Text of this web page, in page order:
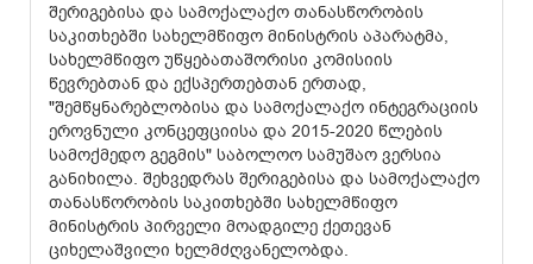
შერიგებისა და სამოქალაქო თანასწორობის
საკითხებში სახელმწიფო მინისტრის აპარატმა,
სახელმწიფო უწყებათაშორისი კომისიის
წევრებთან და ექსპერთებთან ერთად,
"შემწყნარებლობისა და სამოქალაქო ინტეგრაციის
ეროვნული კონცეფციისა და 2015-2020 წლების
სამოქმედო გეგმის" საბოლოო სამუშაო ვერსია
განიხილა. შეხვედრას შერიგებისა და სამოქალაქო
თანასწორობის საკითხებში სახელმწიფო
მინისტრის პირველი მოადგილე ქეთევან
ციხელაშვილი ხელმძღვანელობდა.